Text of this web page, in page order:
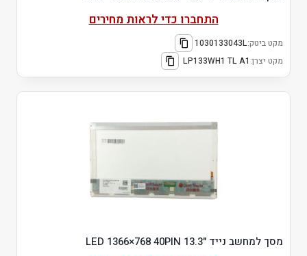
התחברו כדי לראות מחירים
מקט ביטק:1030133043L
מקט יצרן: LP133WH1 TL A1
מסך למחשב נייד "13.3 LED 1366×768 40PIN